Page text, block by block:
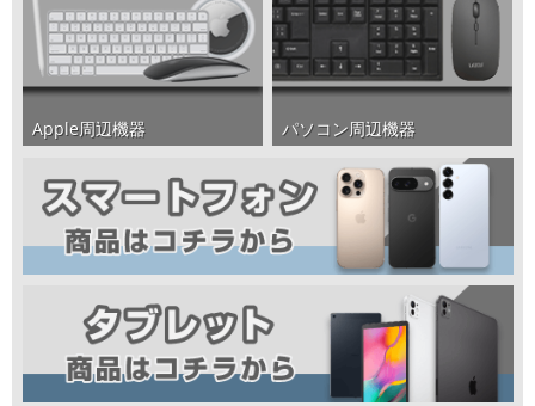
Apple周辺機器 パソコン周辺機器